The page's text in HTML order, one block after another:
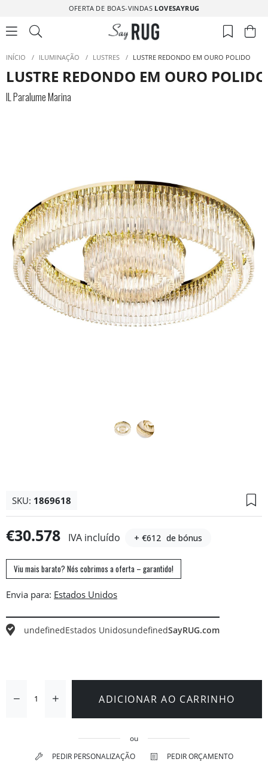
OFERTA DE BOAS-VINDAS LOVESAYRUG
INÍCIO / ILUMINAÇÃO / LUSTRES / LUSTRE REDONDO EM OURO POLIDO
LUSTRE REDONDO EM OURO POLIDO
IL Paralume Marina
SKU: 1869618
€30.578 IVA incluído + €612 de bónus
Viu mais barato? Nós cobrimos a oferta – garantido!
Envia para:
undefinedEstados UnidosundefinedSayRUG.com
ADICIONAR AO CARRINHO
ou
PEDIR PERSONALIZAÇÃO
PEDIR ORÇAMENTO